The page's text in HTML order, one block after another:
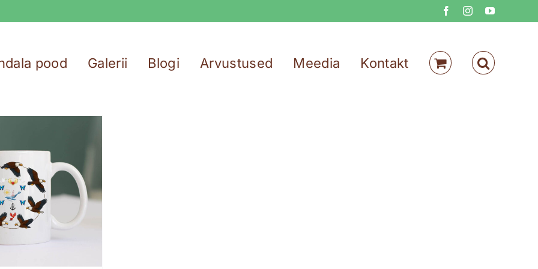
FacebookInstagramYouTube
pood Galerii Blogi Arvustused Meedia Kontakt